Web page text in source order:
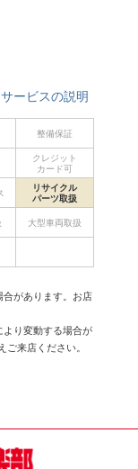
サービスの説明
整備保証
クレジット
カード可
リサイクル
パーツ取扱
大型車両取扱
があります。お店
り変動する場合が
来店ください。